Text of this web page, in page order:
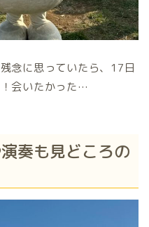
念に思っていたら、17日
！会いたかった…
奏も見どころの